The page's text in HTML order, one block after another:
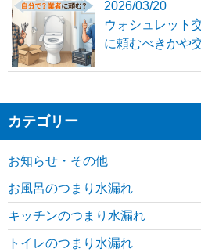
2026/03/20
ウォシュレット
に頼むべきかや
カテゴリー
お知らせ・その他
お風呂のつまり水漏れ
キッチンのつまり水漏れ
トイレのつまり水漏れ